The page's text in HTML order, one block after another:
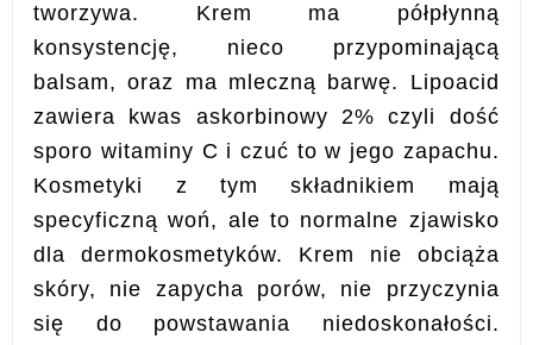
tworzywa. Krem ma półpłynną
konsystencję, nieco przypominającą
balsam, oraz ma mleczną barwę. Lipoacid
zawiera kwas askorbinowy 2% czyli dość
sporo witaminy C i czuć to w jego zapachu.
Kosmetyki z tym składnikiem mają
specyficzną woń, ale to normalne zjawisko
dla dermokosmetyków. Krem nie obciąża
skóry, nie zapycha porów, nie przyczynia
się do powstawania niedoskonałości.